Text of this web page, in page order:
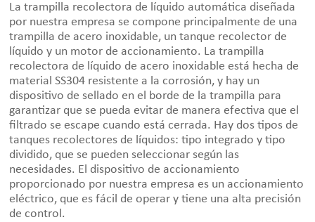
La trampilla recolectora de líquido automática diseñada
por nuestra empresa se compone principalmente de una
trampilla de acero inoxidable, un tanque recolector de
líquido y un motor de accionamiento. La trampilla
recolectora de líquido de acero inoxidable está hecha de
material SS304 resistente a la corrosión, y hay un
dispositivo de sellado en el borde de la trampilla para
garantizar que se pueda evitar de manera efectiva que el
filtrado se escape cuando está cerrada. Hay dos tipos de
tanques recolectores de líquidos: tipo integrado y tipo
dividido, que se pueden seleccionar según las
necesidades. El dispositivo de accionamiento
proporcionado por nuestra empresa es un accionamiento
eléctrico, que es fácil de operar y tiene una alta precisión
de control.